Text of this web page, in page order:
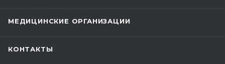
МЕДИЦИНСКИЕ ОРГАНИЗАЦИИ
КОНТАКТЫ